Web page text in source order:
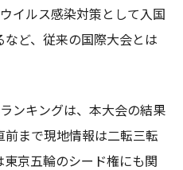
イルス感染対策として入国
ど、従来の国際大会とは
ンキングは、本大会の結果
まで現地情報は二転三転
京五輪のシード権にも関